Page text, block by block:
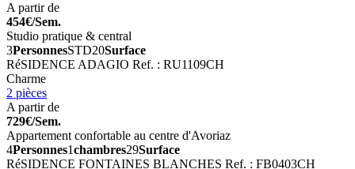
A partir de
454€/Sem.
Studio pratique & central
3PersonnesSTD20Surface
RéSIDENCE ADAGIO Ref. : RU1109CH
Charme
2 pièces
A partir de
729€/Sem.
Appartement confortable au centre d'Avoriaz
4Personnes1chambres29Surface
RéSIDENCE FONTAINES BLANCHES Ref. : FB0403CH